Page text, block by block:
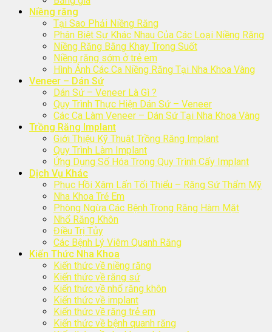
Niềng răng
Tại Sao Phải Niềng Răng
Phân Biệt Sự Khác Nhau Của Các Loại Niềng Răng
Niềng Răng Bằng Khay Trong Suốt
Niềng răng sớm ở trẻ em
Hình Ảnh Các Ca Niềng Răng Tại Nha Khoa Vàng
Veneer – Dán Sứ
Dán Sứ – Veneer Là Gì ?
Quy Trình Thực Hiện Dán Sứ – Veneer
Các Ca Làm Veneer – Dán Sứ Tại Nha Khoa Vàng
Trồng Răng Implant
Giới Thiệu Kỹ Thuật Trồng Răng Implant
Quy Trình Làm Implant
Ứng Dụng Số Hóa Trong Quy Trình Cấy Implant
Dịch Vụ Khác
Phục Hồi Xâm Lấn Tối Thiểu – Răng Sứ Thẩm Mỹ
Nha Khoa Trẻ Em
Phòng Ngừa Các Bệnh Trong Răng Hàm Mặt
Nhổ Răng Khôn
Điều Trị Tủy
Các Bệnh Lý Viêm Quanh Răng
Kiến Thức Nha Khoa
Kiến thức về niềng răng
Kiến thức về răng sứ
Kiến thức về nhổ răng khôn
Kiến thức về implant
Kiến thức về răng trẻ em
Kiến thức về bệnh quanh răng